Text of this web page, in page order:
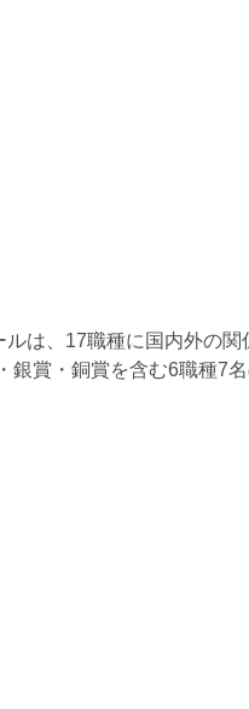
は、17職種に国内外の
賞・銅賞を含む6職種7